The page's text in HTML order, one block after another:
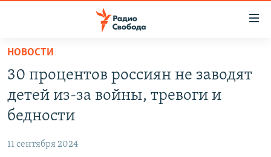
упрощенного
доступа
Вернуться
основному
Вернутся
ПОДКАСТЫ
АВТОРСКИЕ ПРОЕКТЫ
МНЕНИЯ
НОВОСТИ
30 процентов россиян не заводят
детей из-за войны, тревоги и
бедности
11 сентября 2024